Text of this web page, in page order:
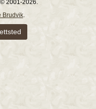
2001-2026.
Brudvik.